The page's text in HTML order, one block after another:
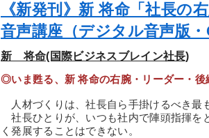
《新発刊》新 将命「社長の
音声講座（デジタル音声版・
新 将命(国際ビジネスブレイン社長)
◎いま甦る、新 将命の右腕・リーダー・後
人材づくりは、社長自ら手掛けるべき最
社長ひとりが、いつも社内で陣頭指揮を
く発展することはできない。